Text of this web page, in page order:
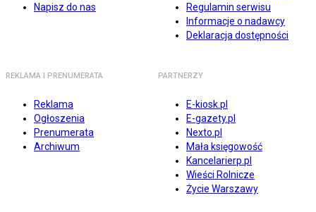
Napisz do nas
Regulamin serwisu
Informacje o nadawcy
Deklaracja dostępności
REKLAMA I PRENUMERATA
Reklama
Ogłoszenia
Prenumerata
Archiwum
PARTNERZY
E-kiosk.pl
E-gazety.pl
Nexto.pl
Mała księgowość
Kancelarierp.pl
Wieści Rolnicze
Życie Warszawy